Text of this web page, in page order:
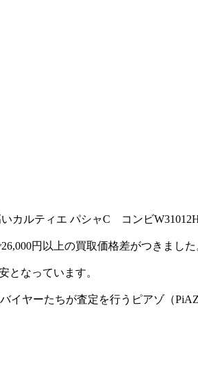
カルティエ パシャC コンビ
円以上の買取価格差がつきまし
となっています。
ヤーたちが査定を行うピアゾ（